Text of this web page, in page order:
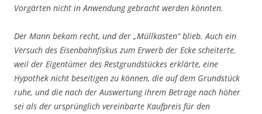
Vorgärten nicht in Anwendung gebracht werden könnten.
Der Mann bekam recht, und der „Müllkasten“ blieb. Auch ein
Versuch des Eisenbahnfiskus zum Erwerb der Ecke scheiterte,
weil der Eigentümer des Restgrundstückes erklärte, eine
Hypothek nicht beseitigen zu können, die auf dem Grundstück
ruhe, und die nach der Auswertung ihrem Betrage nach höher
sei als der ursprünglich vereinbarte Kaufpreis für den